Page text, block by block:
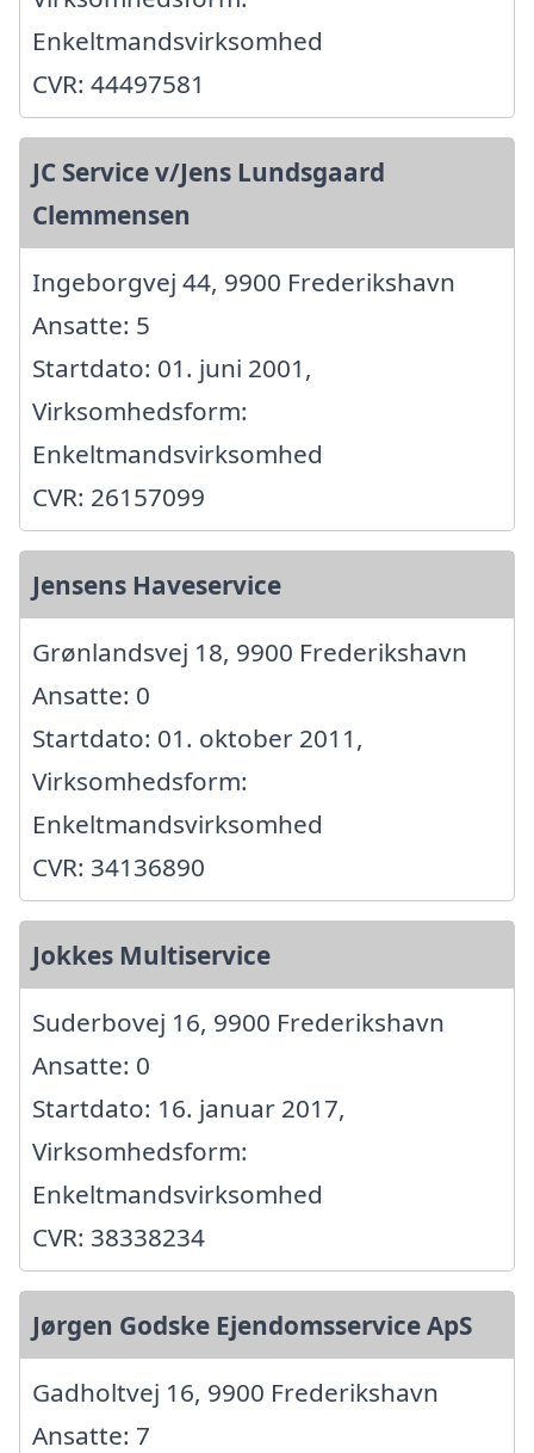
Enkeltmandsvirksomhed
CVR: 44497581
JC Service v/Jens Lundsgaard
Clemmensen
Ingeborgvej 44, 9900 Frederikshavn
Ansatte: 5
Startdato: 01. juni 2001,
Virksomhedsform:
Enkeltmandsvirksomhed
CVR: 26157099
Jensens Haveservice
Grønlandsvej 18, 9900 Frederikshavn
Ansatte: 0
Startdato: 01. oktober 2011,
Virksomhedsform:
Enkeltmandsvirksomhed
CVR: 34136890
Jokkes Multiservice
Suderbovej 16, 9900 Frederikshavn
Ansatte: 0
Startdato: 16. januar 2017,
Virksomhedsform:
Enkeltmandsvirksomhed
CVR: 38338234
Jørgen Godske Ejendomsservice ApS
Gadholtvej 16, 9900 Frederikshavn
Ansatte: 7